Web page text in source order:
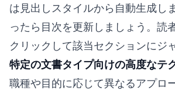
は見出しスタイルから自動生成し
ったら目次を更新しましょう。読
クリックして該当セクションにジ
特定の文書タイプ向けの高度なテ
職種や目的に応じて異なるアプロ